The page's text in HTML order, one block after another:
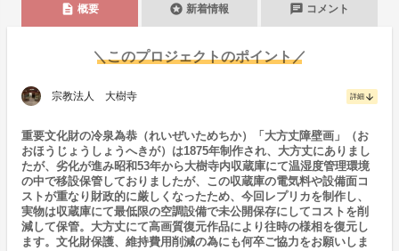
description 概要 stars 新着情報 chat コメント
＼このプロジェクトのポイント／
宗教法人 大樹寺 詳細 arrow_downward
重要文化財の冷泉為恭（れいぜいためちか）「大方丈障壁画」（お
おほうじょうしょうへきが）は1875年制作され、大方丈にありまし
たが、劣化が進み昭和53年から大樹寺内収蔵庫にて温湿度管理環境
の中で移設保管しておりましたが、この収蔵庫の電気料や設備面コ
ストが重なり財政的に厳しくなったため、今回レプリカを制作し、
実物は収蔵庫にて最低限の空調設備で未公開保存にしてコストを削
減して保管。大方丈にて高画質復元作品により往時の様相を復元し
ます。文化財保護、維持費用削減の為にも何卒ご協力をお願いしま